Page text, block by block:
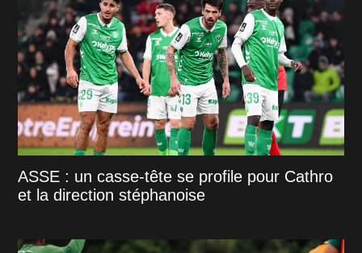
ASSE : un casse-tête se profile pour Cathro
et la direction stéphanoise